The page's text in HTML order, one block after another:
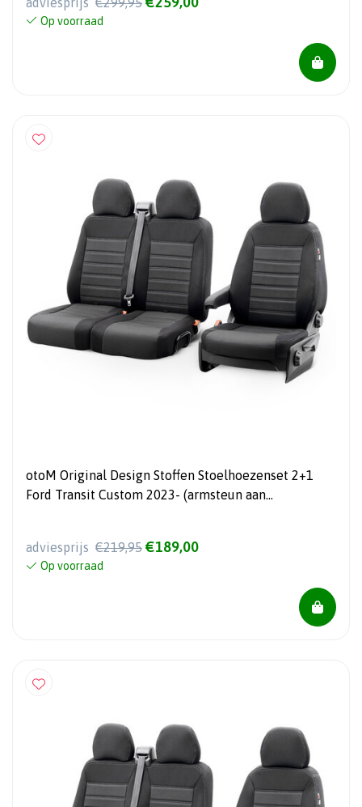
Op voorraad
otoM Original Design Stoffen Stoelhoezenset 2+1
Ford Transit Custom 2023- (armsteun aan
adviesprijs €219,95 €189,00
Op voorraad